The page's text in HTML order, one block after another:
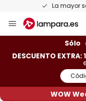
al
Sólo
DESCUENTO
WOW